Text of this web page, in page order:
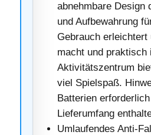
abnehmbare Design
und Aufbewahrung
Gebrauch erleichtert
macht und praktisch
Aktivitätszentrum
viel Spielspaß.
Batterien
Lieferumfang
Umlaufendes Anti-